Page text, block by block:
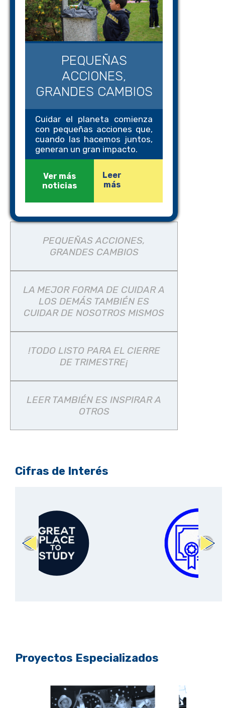
PEQUEÑAS
ACCIONES,
GRANDES CAMBIOS
Cuidar el planeta comienza
con pequeñas acciones que,
cuando las hacemos juntos,
generan un gran impacto.
Ver más
noticias
Leer
más
PEQUEÑAS ACCIONES,
GRANDES CAMBIOS
LA MEJOR FORMA DE CUIDAR A
LOS DEMÁS TAMBIÉN ES
CUIDAR DE NOSOTROS MISMOS
!TODO LISTO PARA EL CIERRE
DE TRIMESTRE¡
LEER TAMBIÉN ES INSPIRAR A
OTROS
Cifras de Interés
Proyectos Especializados